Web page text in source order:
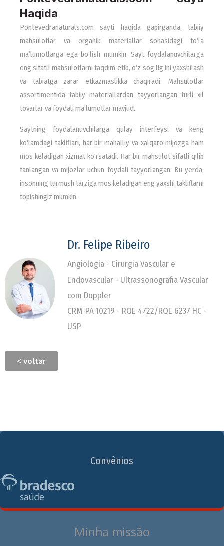
Haqida
Pontevedranaturals.com sayti haqida gapirganda, tabiiy
mahsulotlar va organik materiallar sohasidagi to‘la
ma’lumotlarga ega bo‘lish mumkin. Sayt foydalanuvchilarga
eng sifatli mahsulotlarni taqdim etib, o‘z sog‘lig‘ini yaxshilash
va tabiatga zarar etkazmaslikka chaqiradi. Mahsulotlar
assortimentida tabiiy materiallardan tayyorlangan turli xil
tovarlar va foydali ma’lumotlar mavjud.
Saytning foydalanuvchilarga qulay interfeysi va keng
ko‘lamdagi takliflari, har bir mahalliy va xalqaro mijozga ham
mos keladigan xizmat ko‘rsatadi. Har bir mahsulot sifatli qilib
tanlangan va mijozlar uchun foydali tayyorlangan. Bu yerda,
insonning turmush tarziga mos keladigan eng yaxshi takliflarni
topishingiz mumkin.
Dr. Felipe Ribeiro
Angiologia - Cirurgia Vascular e
Endovascular - Ultrassonografia Vascular
com Doppler
CRM-PA 10219 - RQE 4722/RQE 6237 HC -
USP
< voltar
Convênios
Minha missão